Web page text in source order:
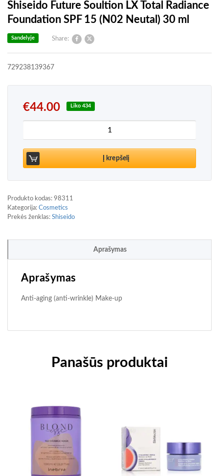
Shiseido Future Soultion LX Total Radiance
Foundation SPF 15 (N02 Neutal) 30 ml
Share:
Sandelyje
729238139367
€44.00 Liko 434
produkto kiekis: Shiseido Future Soultion LX
Į krepšelį
Produkto kodas: 98311
Kategorija: Cosmetics
Prekės ženklas: Shiseido
Aprašymas
Aprašymas
Anti-aging (anti-wrinkle) Make-up
Panašūs produktai